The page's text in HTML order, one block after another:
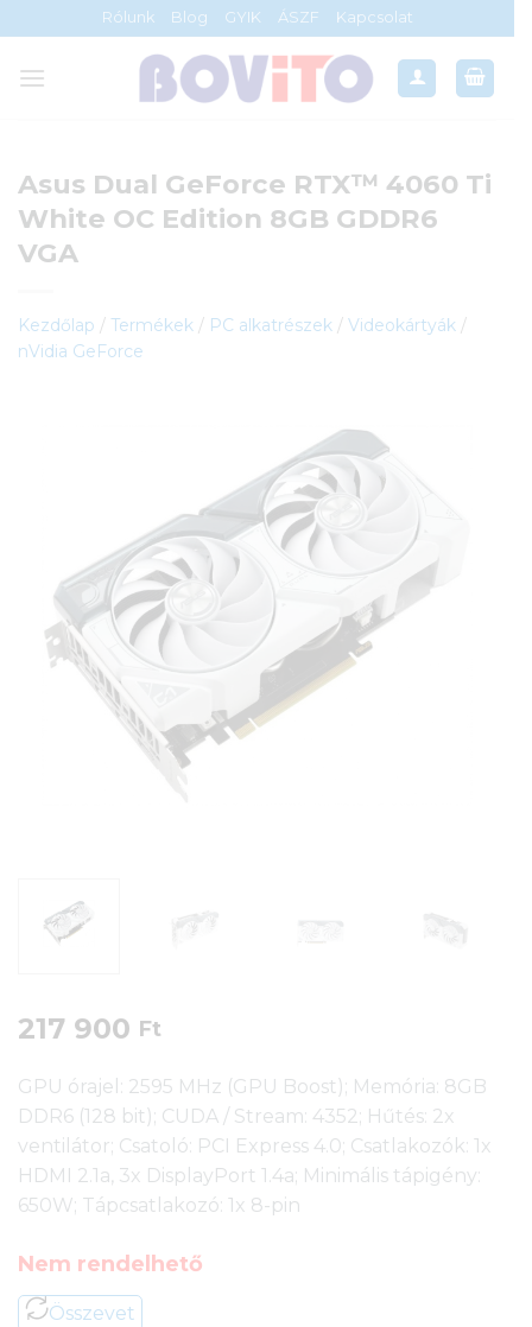
to
content
Rólunk Blog GYIK ÁSZF Kapcsolat
Asus Dual GeForce RTX™ 4060 Ti
White OC Edition 8GB GDDR6
VGA
Kezdőlap / Termékek / PC alkatrészek / Videokártyák /
nVidia GeForce
217 900 Ft
GPU órajel: 2595 MHz (GPU Boost); Memória: 8GB
DDR6 (128 bit); CUDA / Stream: 4352; Hűtés: 2x
ventilátor; Csatoló: PCI Express 4.0; Csatlakozók: 1x
HDMI 2.1a, 3x DisplayPort 1.4a; Minimális tápigény:
650W; Tápcsatlakozó: 1x 8-pin
Nem rendelhető
Összevet